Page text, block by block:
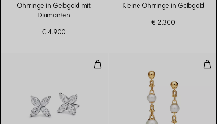
Ohrringe in Gelbgold mit
Diamanten
€ 4.900
Kleine Ohrringe in Gelbgold
€ 2.300
Ohrringe